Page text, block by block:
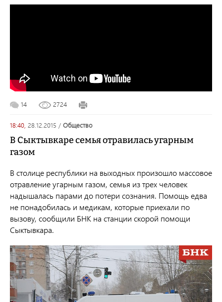
14 2724
18:40, 28.12.2015 / общество
В Сыктывкаре семья отравилась угарным
газом
В столице республики на выходных произошло массовое
отравление угарным газом, семья из трех человек
надышалась парами до потери сознания. Помощь едва
не понадобилась и медикам, которые приехали по
вызову, сообщили БНК на станции скорой помощи
Сыктывкара.